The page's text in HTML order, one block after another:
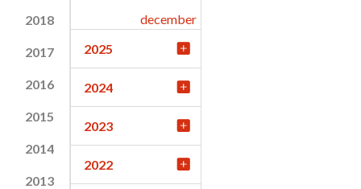
2018
2017
2016
2015
2014
2013
december
2025
2024
2023
2022